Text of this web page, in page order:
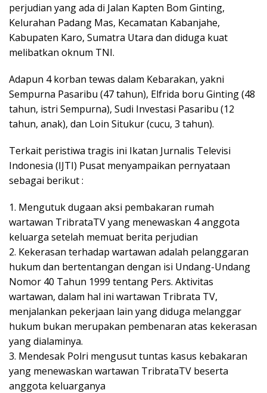
perjudian yang ada di Jalan Kapten Bom Ginting,
Kelurahan Padang Mas, Kecamatan Kabanjahe,
Kabupaten Karo, Sumatra Utara dan diduga kuat
melibatkan oknum TNI.
Adapun 4 korban tewas dalam Kebarakan, yakni
Sempurna Pasaribu (47 tahun), Elfrida boru Ginting (48
tahun, istri Sempurna), Sudi Investasi Pasaribu (12
tahun, anak), dan Loin Situkur (cucu, 3 tahun).
Terkait peristiwa tragis ini Ikatan Jurnalis Televisi
Indonesia (IJTI) Pusat menyampaikan pernyataan
sebagai berikut :
1. Mengutuk dugaan aksi pembakaran rumah
wartawan TribrataTV yang menewaskan 4 anggota
keluarga setelah memuat berita perjudian
2. Kekerasan terhadap wartawan adalah pelanggaran
hukum dan bertentangan dengan isi Undang-Undang
Nomor 40 Tahun 1999 tentang Pers. Aktivitas
wartawan, dalam hal ini wartawan Tribrata TV,
menjalankan pekerjaan lain yang diduga melanggar
hukum bukan merupakan pembenaran atas kekerasan
yang dialaminya.
3. Mendesak Polri mengusut tuntas kasus kebakaran
yang menewaskan wartawan TribrataTV beserta
anggota keluarganya